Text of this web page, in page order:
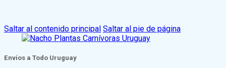
Saltar al contenido principal Saltar al pie de página
Envíos a Todo Uruguay